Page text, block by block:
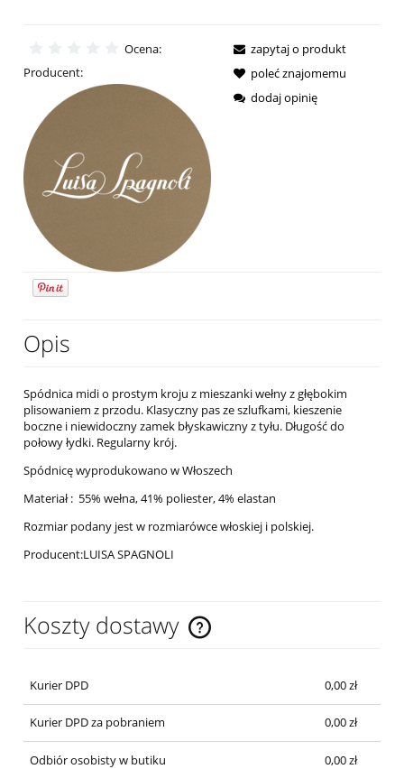
Ocena:
Producent:
zapytaj o produkt
poleć znajomemu
dodaj opinię
Opis
Spódnica midi o prostym kroju z mieszanki wełny z głębokim
plisowaniem z przodu. Klasyczny pas ze szlufkami, kieszenie
boczne i niewidoczny zamek błyskawiczny z tyłu. Długość do
połowy łydki. Regularny krój.
Spódnicę wyprodukowano w Włoszech
Materiał : 55% wełna, 41% poliester, 4% elastan
Rozmiar podany jest w rozmiarówce włoskiej i polskiej.
Producent:LUISA SPAGNOLI
Koszty dostawy
Cena nie zawiera ewentualnych kosztów płatności
Kurier DPD 0,00 zł
Kurier DPD za pobraniem 0,00 zł
Odbiór osobisty w butiku 0,00 zł